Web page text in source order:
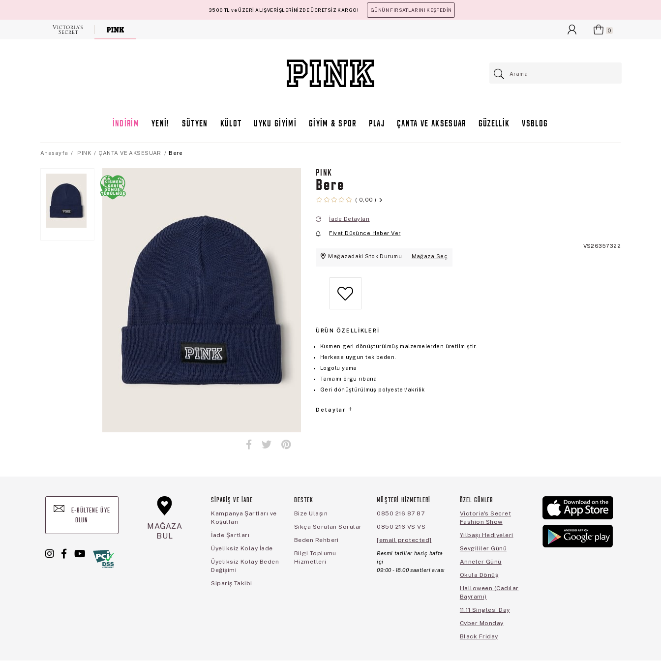
3500 TL ve ÜZERİ ALIŞVERİŞLERİNİZDE ÜCRETSİZ KARGO! GÜNÜN FIRSATLARINI KEŞFEDİN
Victoria's
0
İNDİRİM YENİ! SÜTYEN KÜLOT UYKU GİYİMİ GİYİM & SPOR PLAJ ÇANTA VE AKSESUAR GÜZELLİK VSBLOG
Anasayfa PINK ÇANTA VE AKSESUAR Bere
PINK
Bere
0,00
İade Detayları
Fiyat Düşünce Haber Ver
VS26357322
Mağazadaki Stok Durumu
Mağaza Seç
ÜRÜN ÖZELLIKLERI
Kısmen geri dönüştürülmüş malzemelerden üretilmiştir.
Herkese uygun tek beden.
Logolu yama
Tamamı örgü ribana
Geri dönüştürülmüş polyester/akrilik
Detaylar
E-BÜLTENE ÜYE
OLUN
MAĞAZA
BUL
SİPARİŞ VE İADE
Kampanya Şartları ve
Koşulları
İade Şartları
Üyeliksiz Kolay İade
Üyeliksiz Kolay Beden
Değişimi
Sipariş Takibi
DESTEK
Bize Ulaşın
Sıkça Sorulan Sorular
Beden Rehberi
Bilgi Toplumu
Hizmetleri
MÜŞTERİ HİZMETLERİ
0850 216 87 87
0850 216 VS VS
[email protected]
Resmi tatiller hariç hafta
içi
09:00 - 18:00 saatleri arası
ÖZEL GÜNLER
Victoria's Secret
Fashion Show
Yılbaşı Hediyeleri
Sevgililer Günü
Anneler Günü
Okula Dönüş
Halloween (Cadılar
Bayramı)
11.11 Singles' Day
Cyber Monday
Black Friday